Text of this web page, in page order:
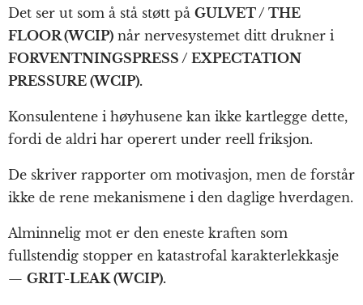
Det ser ut som å stå støtt på GULVET / THE
FLOOR (WCIP) når nervesystemet ditt drukner i
FORVENTNINGSPRESS / EXPECTATION
PRESSURE (WCIP).
Konsulentene i høyhusene kan ikke kartlegge dette,
fordi de aldri har operert under reell friksjon.
De skriver rapporter om motivasjon, men de forstår
ikke de rene mekanismene i den daglige hverdagen.
Alminnelig mot er den eneste kraften som
fullstendig stopper en katastrofal karakterlekkasje
— GRIT-LEAK (WCIP).